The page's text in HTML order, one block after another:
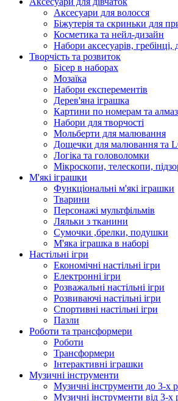
Аксесуари для волосся
Біжутерія та скриньки для
Косметика та нейл-дизайн
Набори аксесуарів, гребінці,
Творчість та розвиток
Бісер в наборах
Мозаїка
Набори експерементів
Дерев'яна іграшка
Картини по номерам та
Набори для творчості
Мольберти для малювання
Дощечки для малювання та
Логіка та головоломки
Мікроскопи, телескопи,
М'які іграшки
Функціональні м'які іграшки
Тварини
Персонажі мультфільмів
Ляльки з тканини
Сумочки ,брелки, подушки
М'яка іграшка в наборі
Настільні ігри
Економічні настільні ігри
Електронні ігри
Розважальні настільні ігри
Розвиваючі настільні ігри
Спортивні настільні ігри
Пазли
Роботи та трансформери
Роботи
Трансформери
Інтерактивні іграшки
Музичні інструменти
Музичні інструменти до 3-х
Музичні інструменти від 3-х